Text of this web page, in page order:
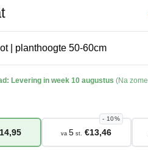
Levering in week 10 augustus (Na
14,95 va5 st. €13,46
10%